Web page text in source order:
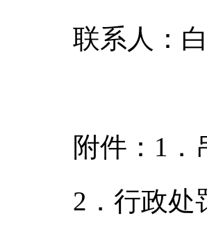
联系人：
附件：1．
2．行政处